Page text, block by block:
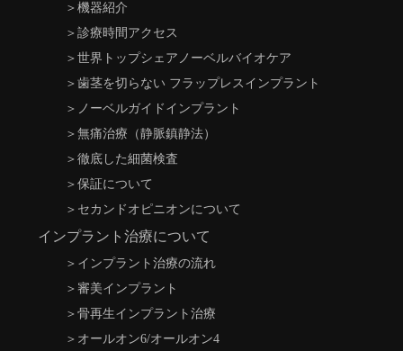
＞機器紹介
＞診療時間アクセス
＞世界トップシェアノーベルバイオケア
＞歯茎を切らない フラップレスインプラント
＞ ノーベルガイドインプラント
＞無痛治療（静脈鎮静法）
＞徹底した細菌検査
＞保証について
＞ セカンドオピニオンについて
インプラント治療について
＞ インプラント治療の流れ
＞審美インプラント
＞骨再生インプラント治療
＞ オールオン6/オールオン4